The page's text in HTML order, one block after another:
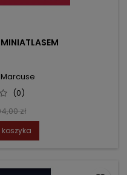
(0)
zł